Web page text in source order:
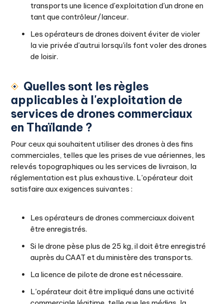
transports une licence d'exploitation d'un drone en
tant que contrôleur/lanceur.
Les opérateurs de drones doivent éviter de violer
la vie privée d'autrui lorsqu'ils font voler des drones
de loisir.
Quelles sont les règles
applicables à l'exploitation de
services de drones commerciaux
en Thaïlande ?
Pour ceux qui souhaitent utiliser des drones à des fins
commerciales, telles que les prises de vue aériennes, les
relevés topographiques ou les services de livraison, la
réglementation est plus exhaustive. L'opérateur doit
satisfaire aux exigences suivantes :
Les opérateurs de drones commerciaux doivent
être enregistrés.
Si le drone pèse plus de 25 kg, il doit être enregistré
auprès du CAAT et du ministère des transports.
La licence de pilote de drone est nécessaire.
L'opérateur doit être impliqué dans une activité